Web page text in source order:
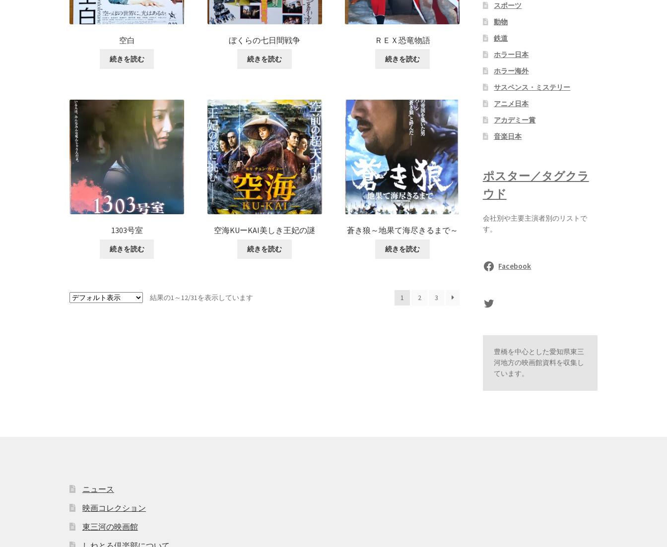
空白
続きを読む
ぼくらの七日間戦争
続きを読む
ＲＥＸ恐竜物語
続きを読む
1303号室
続きを読む
空海KUーKAI美しき王妃の謎
続きを読む
蒼き狼～地果て海尽きるまで～
続きを読む
結果の1～12/31を表示しています 1 2 3
スポーツ
動物
鉄道
ホラー日本
ホラー海外
サスペンス・ミステリー
アニメ日本
アカデミー賞
音楽日本
ポスター／タグクラ
ウド
会社別や主要主演者別のリストで
す。
Facebook
sasaki's Twitter
豊橋を中心とした愛知県東三
河地方の映画館資料を収集し
ています。
ニュース
映画コレクション
東三河の映画館